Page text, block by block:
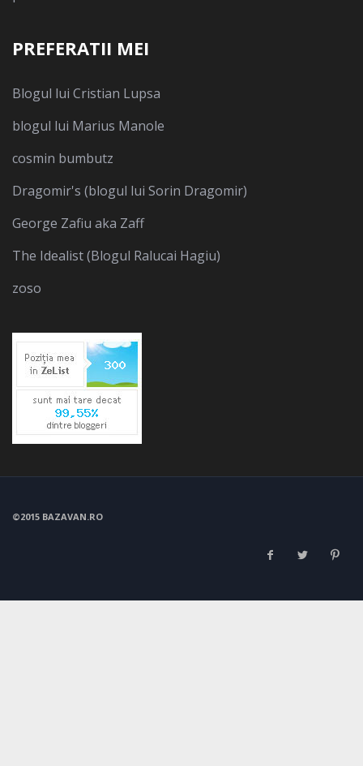
PREFERATII MEI
Blogul lui Cristian Lupsa
blogul lui Marius Manole
cosmin bumbutz
Dragomir's (blogul lui Sorin Dragomir)
George Zafiu aka Zaff
The Idealist (Blogul Ralucai Hagiu)
zoso
©2015 BAZAVAN.RO